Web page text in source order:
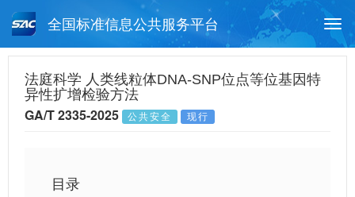
全国标准信息公共服务平台
标准公告查询
法庭科学 人类线粒体DNA-SNP位点等位基因特
异性扩增检验方法
GA/T 2335-2025 公共安全 现行
目录